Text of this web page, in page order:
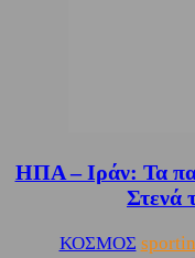
ΗΠΑ – Ιράν: Τα
Στενά
ΚΟΣΜΟΣ